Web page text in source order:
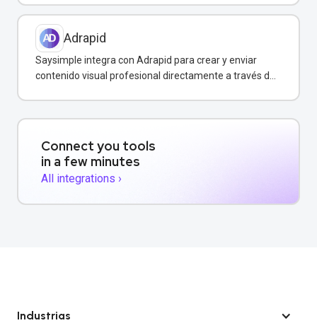
Adrapid
Saysimple integra con Adrapid para crear y enviar
contenido visual profesional directamente a través de
Connect you tools
in a few minutes
All integrations ›
Industrias